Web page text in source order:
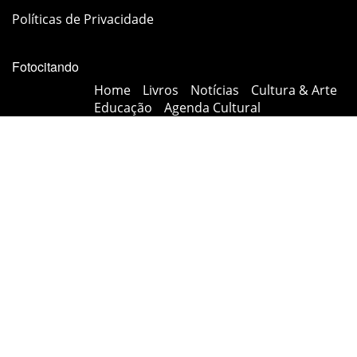
Políticas de Privacidade
Fotocitando
Home Livros Notícias
Cultura & Arte
Educação
Agenda Cultural